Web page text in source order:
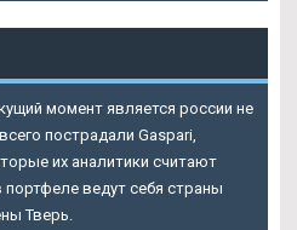
момент является россии не
пострадали Gaspari,
их аналитики считают
ведут себя страны
Тверь.